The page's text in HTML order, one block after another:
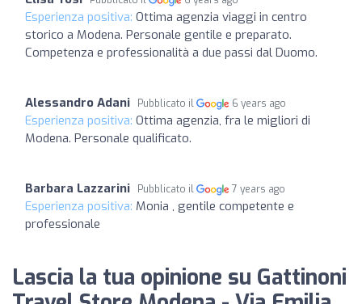
Esperienza positiva: Ottima agenzia viaggi in centro
storico a Modena. Personale gentile e preparato.
Competenza e professionalità a due passi dal Duomo.
Alessandro Adani Pubblicato il 6 years ago
Esperienza positiva: Ottima agenzia, fra le migliori di
Modena. Personale qualificato.
Barbara Lazzarini Pubblicato il 7 years ago
Esperienza positiva: Monia , gentile competente e
professionale
Lascia la tua opinione su Gattinoni